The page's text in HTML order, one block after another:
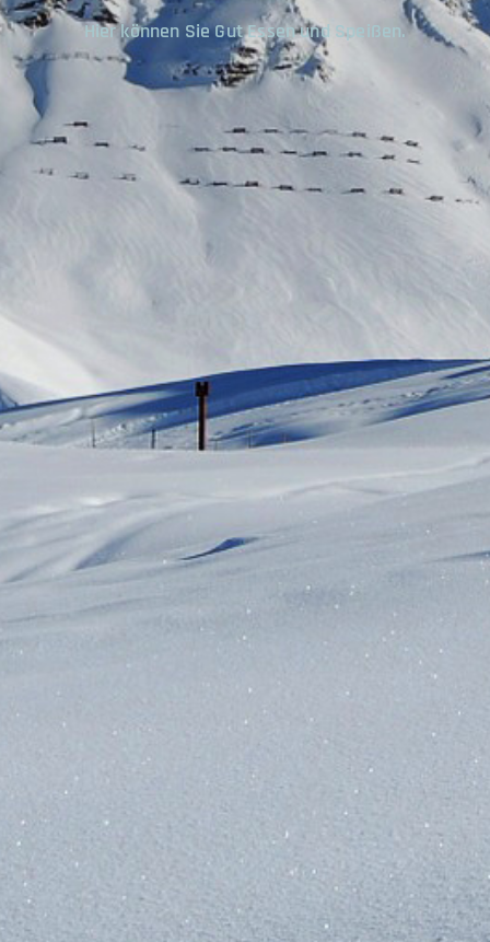
Hier können Sie Gut Essen und Speißen.